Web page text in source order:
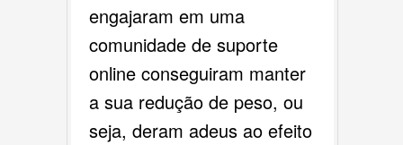
engajaram em uma
comunidade de suporte
online conseguiram manter
a sua redução de peso, ou
seja, deram adeus ao efeito